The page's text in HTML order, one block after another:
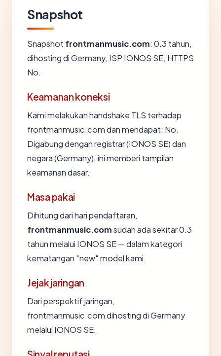
Snapshot
Snapshot frontmanmusic.com: 0.3 tahun,
dihosting di Germany, ISP IONOS SE, HTTPS
No.
Keamanan koneksi
Kami melakukan handshake TLS terhadap
frontmanmusic.com dan mendapat: No.
Digabung dengan registrar (IONOS SE) dan
negara (Germany), ini memberi tampilan
keamanan dasar.
Masa pakai
Dihitung dari hari pendaftaran,
frontmanmusic.comsudah ada sekitar 0.3
tahun melalui IONOS SE — dalam kategori
kematangan "new" model kami.
Jejak jaringan
Dari perspektif jaringan,
frontmanmusic.com dihosting di Germany
melalui IONOS SE.